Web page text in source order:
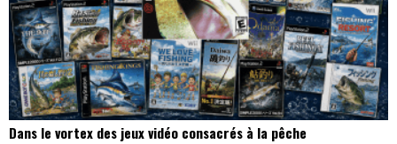
Dans le vortex des jeux vidéo consacrés à la pêche